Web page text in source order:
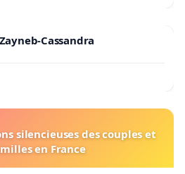
Cassandra
silencieuses des couples et
en France